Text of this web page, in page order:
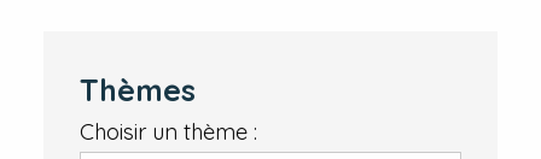
Thèmes
Choisir un thème :